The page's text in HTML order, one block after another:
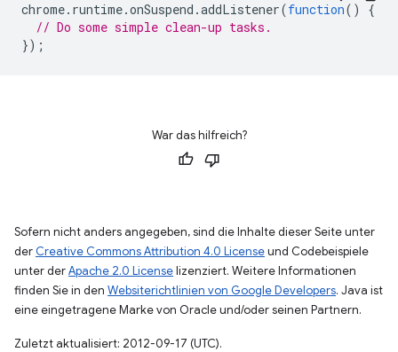
chrome. runtime.onSuspend .addListener(function()
{
// Do some simple clean-up tasks.
});
War das hilfreich?
Sofern nicht anders angegeben, sind die Inhalte dieser Seite unter
der Creative Commons Attribution 4.0 Licenseund Codebeispiele
unter derApache 2.0 Licenselizenziert. Weitere Informationen
finden Sie in den Websiterichtlinien von Google Developers. Java ist
eine eingetragene Marke von Oracle und/oder seinen Partnern.
Zuletzt aktualisiert: 2012-09-17 (UTC).